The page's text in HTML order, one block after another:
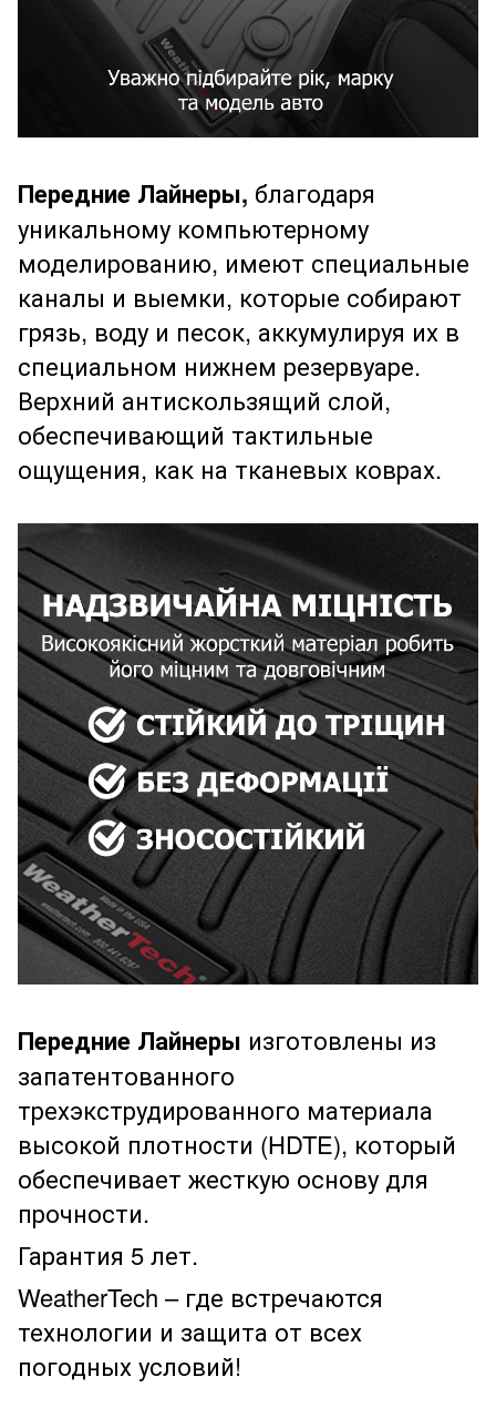
Передние Лайнеры, благодаря
уникальному компьютерному
моделированию, имеют специальные
каналы и выемки, которые собирают
грязь, воду и песок, аккумулируя их в
специальном нижнем резервуаре.
Верхний антискользящий слой,
обеспечивающий тактильные
ощущения, как на тканевых коврах.
Передние Лайнеры изготовлены из
запатентованного
трехэкструдированного материала
высокой плотности (HDTE), который
обеспечивает жесткую основу для
прочности.
Гарантия 5 лет.
WeatherTech – где встречаются
технологии и защита от всех
погодных условий!